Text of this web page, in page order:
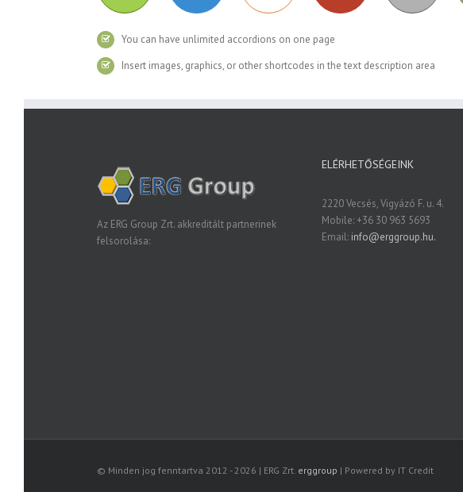
You can have unlimited accordions on one page
Insert images, graphics, or other shortcodes in the text description area
Az ERG Group Zrt. akkreditált partnerinek
felsorolása:
ELÉRHETŐSÉGEINK
2220 Vecsés, Vigyázó F. u. 4.
Mobile: +36 30 963 5693
Email: info@erggroup.hu.
© Minden jog fenntartva 2012 - 2026 | ERG Zrt. erggroup | Powered by IT Credit